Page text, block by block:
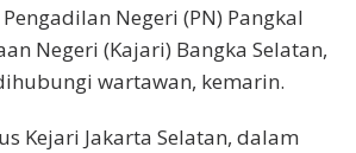
Negeri (PN) Pangkal
Negeri (Kajari) Bangka Selatan,
wartawan, kemarin.
Kejari Jakarta Selatan, dalam